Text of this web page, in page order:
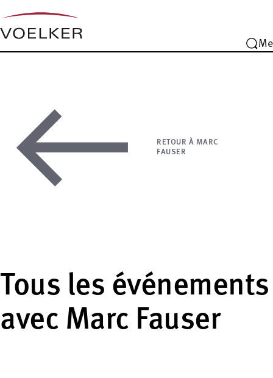
RETOUR À MARC
FAUSER
Tous les événements
avec Marc Fauser